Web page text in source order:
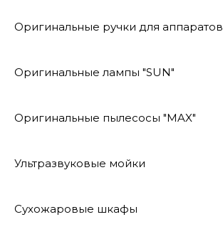
Оригинальные ручки для аппаратов
Оригинальные лампы "SUN"
Оригинальные пылесосы "MAX"
Ультразвуковые мойки
Сухожаровые шкафы